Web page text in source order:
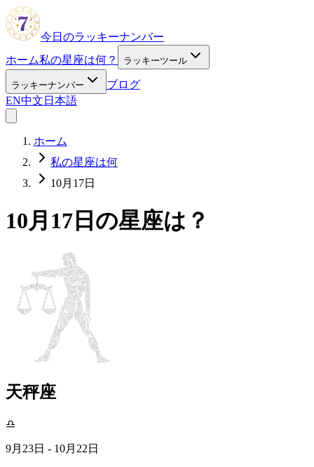
今日のラッキーナンバー
ホーム私の星座は何？ ラッキーツール
ラッキーナンバー
ブログ
EN中文 日本語
ホーム
私の星座は何
10月17日
10月17日の星座は？
天秤座
♎
9月23日 - 10月22日